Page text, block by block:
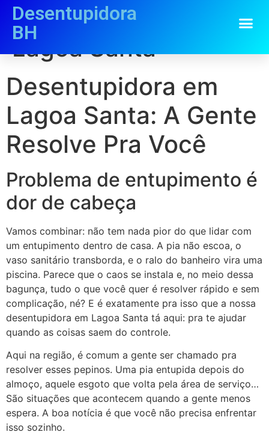
Desentupidora
BH
Desentupidora em
Lagoa Santa
Desentupidora em
Lagoa Santa: A Gente
Resolve Pra Você
Problema de entupimento é
dor de cabeça
Vamos combinar: não tem nada pior do que lidar com
um entupimento dentro de casa. A pia não escoa, o
vaso sanitário transborda, e o ralo do banheiro vira uma
piscina. Parece que o caos se instala e, no meio dessa
bagunça, tudo o que você quer é resolver rápido e sem
complicação, né? E é exatamente pra isso que a nossa
desentupidora em Lagoa Santa tá aqui: pra te ajudar
quando as coisas saem do controle.
Aqui na região, é comum a gente ser chamado pra
resolver esses pepinos. Uma pia entupida depois do
almoço, aquele esgoto que volta pela área de serviço…
São situações que acontecem quando a gente menos
espera. A boa notícia é que você não precisa enfrentar
isso sozinho.